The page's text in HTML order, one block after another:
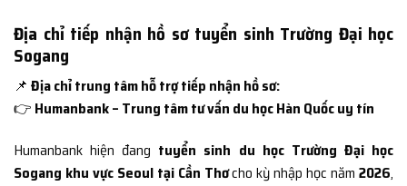
Địa chỉ tiếp nhận hồ sơ tuyển sinh Trường Đại học
Sogang
📌 Địa chỉ trung tâm hỗ trợ tiếp nhận hồ sơ:
👉 Humanbank – Trung tâm tư vấn du học Hàn Quốc uy tín
Humanbank hiện đang tuyển sinh du học Trường Đại học
Sogang khu vực Seoul tại Cần Thơcho kỳ nhập học năm 2026,